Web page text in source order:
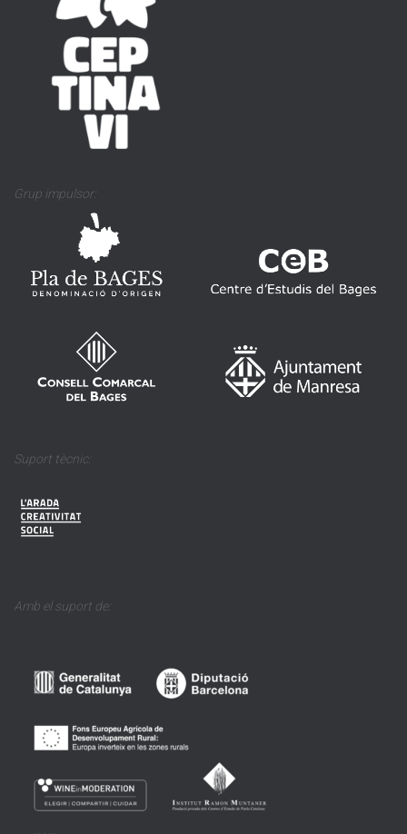
Grup impulsor:
Suport tècnic:
Amb el suport de: